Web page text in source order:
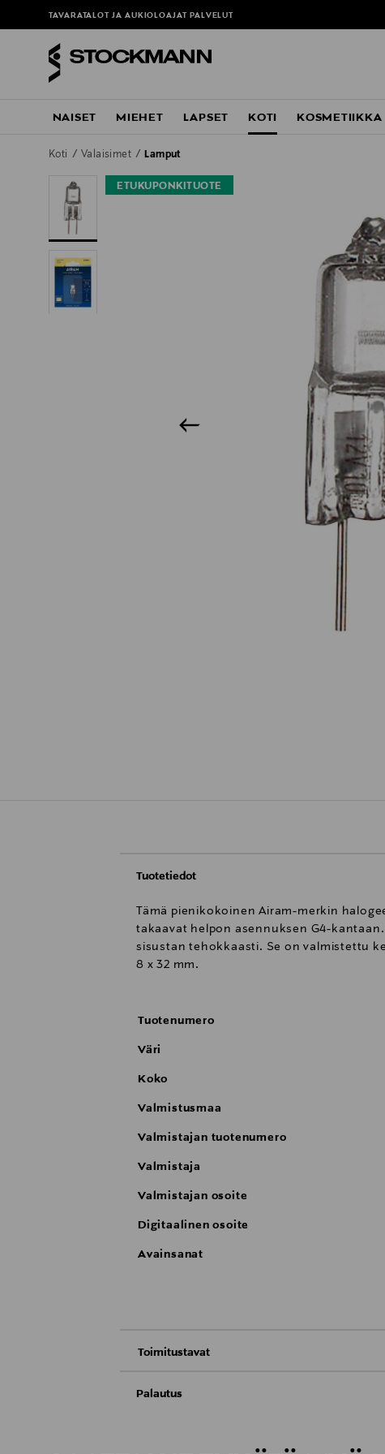
TAVARATALOT JA AUKIOLOAJAT PALVELUT
NAISET MIEHET LAPSET KOTI KOSMETIIKKA
Koti Valaisimet Lamput
ETUKUPONKITUOTE
Tuotetiedot
Tämä pienikokoinen Airam-merkin
takaavat helpon asennuksen G4-
sisustan tehokkaasti. Se on valmistettu
8 x 32 mm.
Tuotenumero
Väri
Koko
Valmistusmaa
Valmistajan tuotenumero
Valmistaja
Valmistajan osoite
Digitaalinen osoite
Avainsanat
Toimitustavat
Palautus